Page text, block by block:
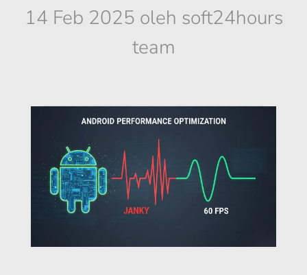
14 Feb 2025 oleh soft24hours
team